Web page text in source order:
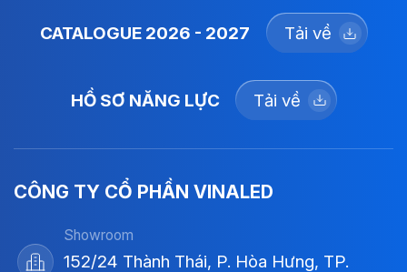
CATALOGUE 2026 - 2027 Tải về
HỒ SƠ NĂNG LỰC Tải về
CÔNG TY CỔ PHẦN VINALED
Showroom
152/24 Thành Thái, P. Hòa Hưng, TP.